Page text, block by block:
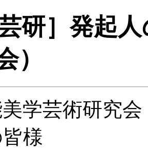
研］発起
）
美学芸術研究
様